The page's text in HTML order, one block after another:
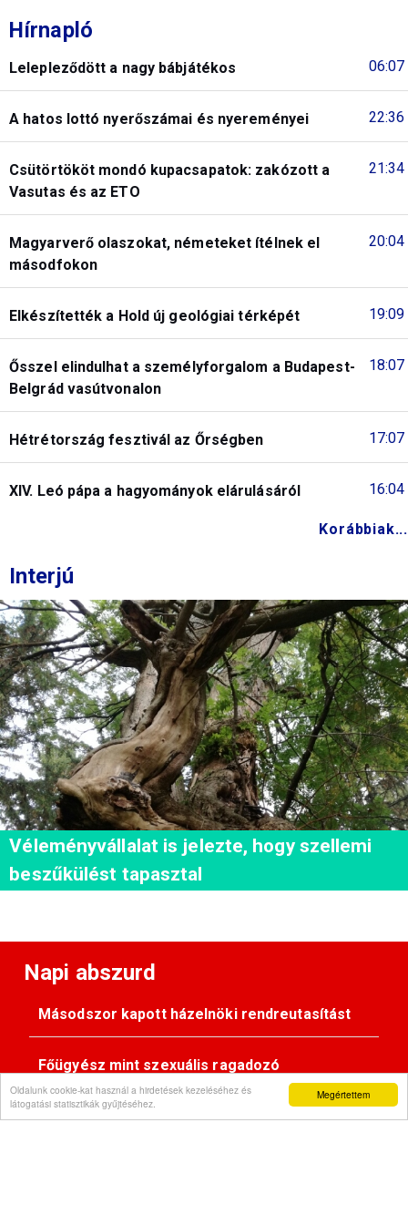
Megértettem
Oldalunk cookie-kat használ a hirdetések kezeléséhez és
látogatási statisztikák gyűjtéséhez.
Hírnapló
06:07
Lelepleződött a nagy bábjátékos
22:36
A hatos lottó nyerőszámai és nyereményei
21:34
Csütörtököt mondó kupacsapatok: zakózott a
Vasutas és az ETO
20:04
Magyarverő olaszokat, németeket ítélnek el
másodfokon
19:09
Elkészítették a Hold új geológiai térképét
18:07
Ősszel elindulhat a személyforgalom a Budapest-
Belgrád vasútvonalon
17:07
Hétrétország fesztivál az Őrségben
16:04
XIV. Leó pápa a hagyományok elárulásáról
Korábbiak...
Interjú
Véleményvállalat is jelezte, hogy szellemi
beszűkülést tapasztal
Napi abszurd
Másodszor kapott házelnöki rendreutasítást
Főügyész mint szexuális ragadozó
Pimasz önkényúr